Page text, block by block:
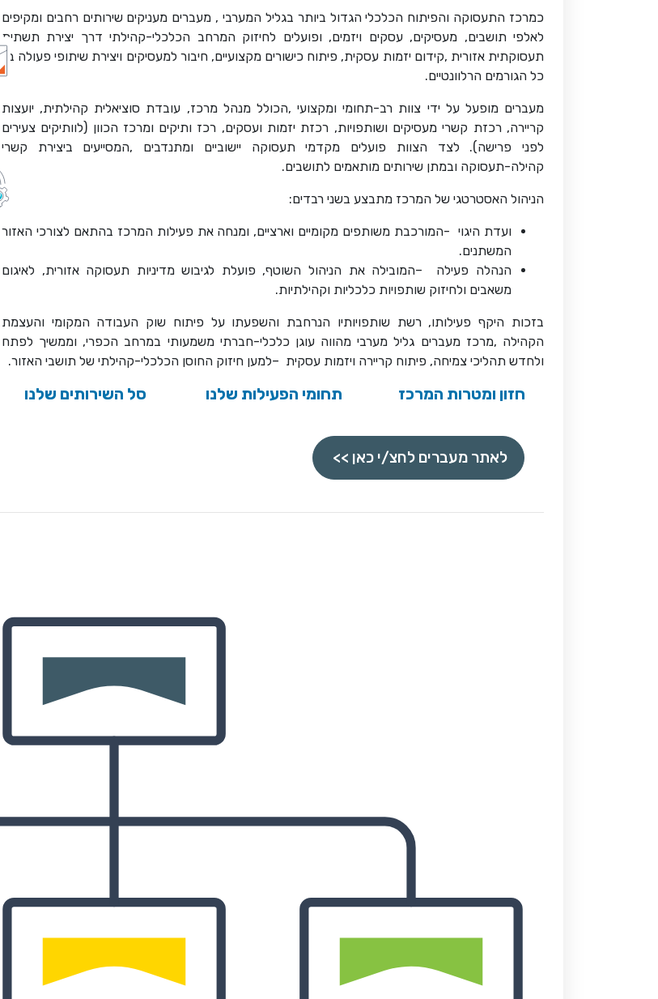
כמרכז התעסוקה והפיתוח הכלכלי הגדול ביותר בגליל המערבי, מעברים מעניקים שירותים רחבים ומקיפים
לאלפי תושבים, מעסיקים, עסקים ויזמים, ופועלים לחיזוק המרחב הכלכלי-קהילתי דרך יצירת תשתית
תעסוקתית אזורית ,קידום יזמות עסקית, פיתוח כישורים מקצועיים, חיבור למעסיקים ויצירת שיתופי פעולה בין
כל הגורמים הרלוונטיים.
מעברים מופעל על ידי צוות רב-תחומי ומקצועי,הכולל מנהל מרכז, עובדת סוציאלית קהילתית, יועצות
קריירה, רכזת קשרי מעסיקים ושותפויות, רכזת יזמות ועסקים, רכז ותיקים ומרכז הכוון (לוותיקים צעירים
לפני פרישה). לצד הצוות פועלים מקדמי תעסוקה יישוביים ומתנדבים ,המסייעים ביצירת קשרי
קהילה-תעסוקה ובמתן שירותים מותאמים לתושבים.
הניהול האסטרטגי של המרכז מתבצע בשני רבדים:
ועדת היגוי -המורכבת משותפים מקומיים וארציים, ומנחה את פעילות המרכז בהתאם לצורכי האזור
המשתנים.
הנהלה פעילה
–המובילה את הניהול השוטף, פועלת לגיבוש מדיניות תעסוקה אזורית, לאיגום
משאבים ולחיזוק שותפויות כלכליות וקהילתיות.
בזכות היקף פעילותו, רשת שותפויותיו הנרחבת והשפעתו על פיתוח שוק העבודה המקומי והעצמת
הקהילה ,מרכז מעברים גליל מערבי מהווה עוגן כלכלי-חברתי משמעותי במרחב הכפרי, וממשיך לפתח
ולחדש תהליכי צמיחה, פיתוח קריירה ויזמות עסקית –למען חיזוק החוסן הכלכלי-קהילתי של תושבי האזור.
חזון ומטרות המרכז תחומי הפעילות שלנו סל השירותים שלנו
לאתר מעברים לחצ/י כאן >>